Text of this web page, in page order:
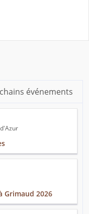
événements
Grimaud 2026